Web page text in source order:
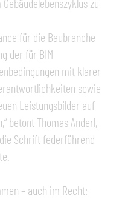
für die Baubranche
der für BIM
mit klarer
sowie
Leistungsbilder auf
betont Thomas Anderl,
Schrift federführend
– auch im Recht: